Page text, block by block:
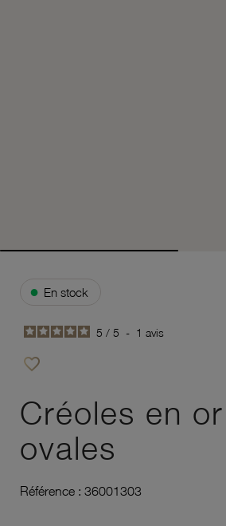
● En stock
5 / 5 - 1 avis
favorite_border
Créoles en
ovales
Référence : 36001303